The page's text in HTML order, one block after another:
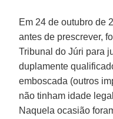
Em 24 de outubro de
antes de prescrever,
Tribunal do Júri para
duplamente
emboscada (outros
não tinham idade
Naquela ocasião